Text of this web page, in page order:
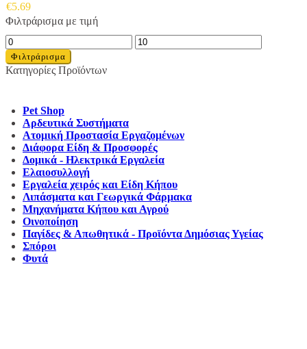
€5.69
Φιλτράρισμα με τιμή
Ελάχιστη
τιμή
Μέγιστη
τιμή
Φιλτράρισμα
Κατηγορίες Προϊόντων
Pet Shop
Αρδευτικά Συστήματα
Ατομική Προστασία Εργαζομένων
Διάφορα Είδη & Προσφορές
Δομικά - Ηλεκτρικά Εργαλεία
Ελαιοσυλλογή
Εργαλεία χειρός και Είδη Κήπου
Λιπάσματα και Γεωργικά Φάρμακα
Μηχανήματα Κήπου και Αγρού
Οινοποίηση
Παγίδες & Απωθητικά - Προϊόντα Δημόσιας Υγείας
Σπόροι
Φυτά